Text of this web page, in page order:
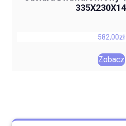
582,00zł
Zobacz